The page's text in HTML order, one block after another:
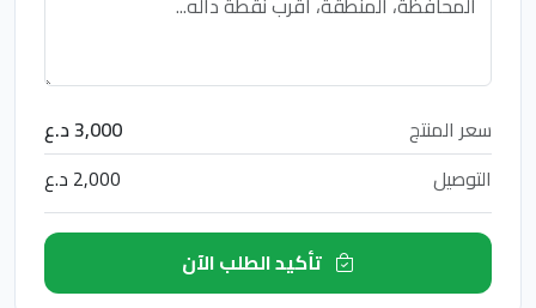
سعر المنتج
3,000 د.ع
التوصيل
2,000 د.ع